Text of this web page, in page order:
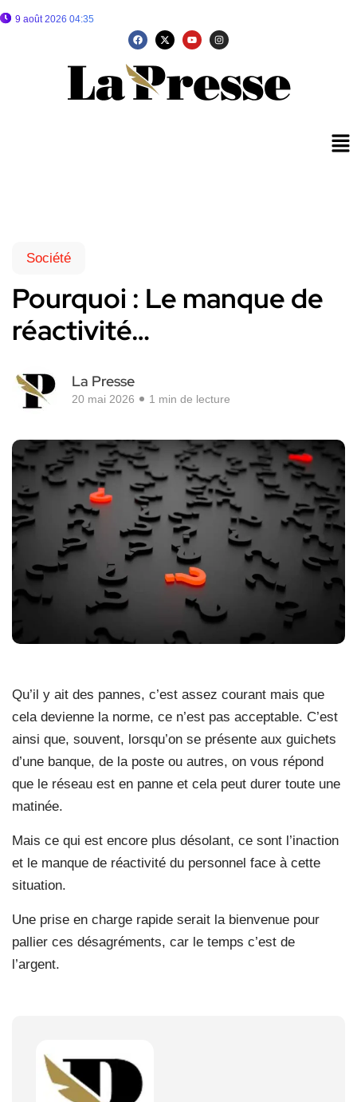
9 août 2026 04:35
Société
Pourquoi : Le manque de
réactivité…
La Presse
20 mai 2026 1 min de lecture
Qu’il y ait des pannes, c’est assez courant mais que
cela devienne la norme, ce n’est pas acceptable. C’est
ainsi que, souvent, lorsqu’on se présente aux guichets
d’une banque, de la poste ou autres, on vous répond
que le réseau est en panne et cela peut durer toute une
matinée.
Mais ce qui est encore plus désolant, ce sont l’inaction
et le manque de réactivité du personnel face à cette
situation.
Une prise en charge rapide serait la bienvenue pour
pallier ces désagréments, car le temps c’est de
l’argent.